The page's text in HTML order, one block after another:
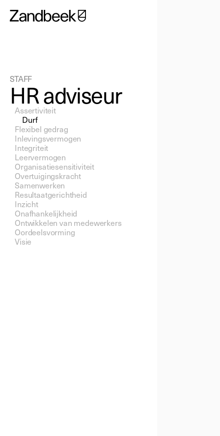
STAFF
HR adviseur
Assertiviteit
Durf
Flexibel gedrag
Inlevingsvermogen
Integriteit
Leervermogen
Organisatiesensitiviteit
Overtuigingskracht
Samenwerken
Resultaatgerichtheid
Inzicht
Onafhankelijkheid
Ontwikkelen van medewerkers
Oordeelsvorming
Visie